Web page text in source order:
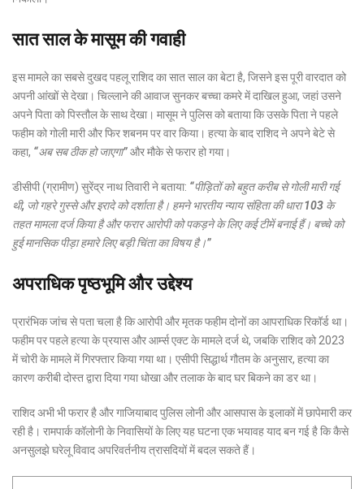
सात साल के मासूम की गवाही
इस मामले का सबसे दुखद पहलू राशिद का सात साल का बेटा है, जिसने इस पूरी वारदात को
अपनी आंखों से देखा। चिल्लाने की आवाज सुनकर बच्चा कमरे में दाखिल हुआ, जहां उसने
अपने पिता को पिस्तौल के साथ देखा। मासूम ने पुलिस को बताया कि उसके पिता ने पहले
फहीम को गोली मारी और फिर शबनम पर वार किया। हत्या के बाद राशिद ने अपने बेटे से
कहा, “अब सब ठीक हो जाएगा”और मौके से फरार हो गया।
डीसीपी (ग्रामीण) सुरेंद्र नाथ तिवारी ने बताया: “पीड़ितों को बहुत करीब से गोली मारी गई
थी, जो गहरे गुस्से और इरादे को दर्शाता है। हमने भारतीय न्याय संहिता की धारा 103 के
तहत मामला दर्ज किया है और फरार आरोपी को पकड़ने के लिए कई टीमें बनाई हैं। बच्चे को
हुई मानसिक पीड़ा हमारे लिए बड़ी चिंता का विषय है।”
अपराधिक पृष्ठभूमि और उद्देश्य
प्रारंभिक जांच से पता चला है कि आरोपी और मृतक फहीम दोनों का आपराधिक रिकॉर्ड था।
फहीम पर पहले हत्या के प्रयास और आर्म्स एक्ट के मामले दर्ज थे, जबकि राशिद को 2023
में चोरी के मामले में गिरफ्तार किया गया था। एसीपी सिद्धार्थ गौतम के अनुसार, हत्या का
कारण करीबी दोस्त द्वारा दिया गया धोखा और तलाक के बाद घर बिकने का डर था।
राशिद अभी भी फरार है और गाजियाबाद पुलिस लोनी और आसपास के इलाकों में छापेमारी कर
रही है। रामपार्क कॉलोनी के निवासियों के लिए यह घटना एक भयावह याद बन गई है कि कैसे
अनसुलझे घरेलू विवाद अपरिवर्तनीय त्रासदियों में बदल सकते हैं।